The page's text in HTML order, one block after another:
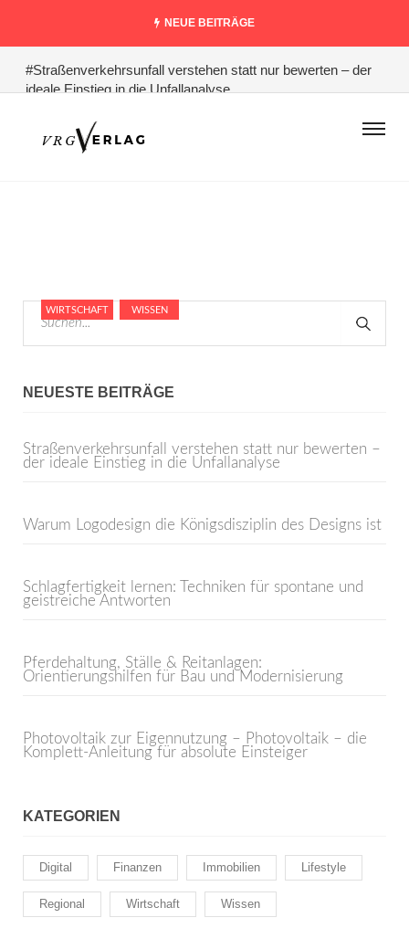
NEUE BEITRÄGE
#Straßenverkehrsunfall verstehen statt nur bewerten – der
ideale Einstieg in die Unfallanalyse
#Warum Logodesign die Königsdisziplin des Designs ist
#Schlagfertigkeit lernen: Techniken für spontane und
NEUESTE BEITRÄGE
Straßenverkehrsunfall verstehen statt nur bewerten –
der ideale Einstieg in die Unfallanalyse
Warum Logodesign die Königsdisziplin des Designs ist
Schlagfertigkeit lernen: Techniken für spontane und
geistreiche Antworten
Pferdehaltung, Ställe & Reitanlagen:
Orientierungshilfen für Bau und Modernisierung
Photovoltaik zur Eigennutzung – Photovoltaik – die
Komplett-Anleitung für absolute Einsteiger
KATEGORIEN
Digital Finanzen Immobilien Lifestyle
Regional Wirtschaft Wissen
WIRTSCHAFT WISSEN